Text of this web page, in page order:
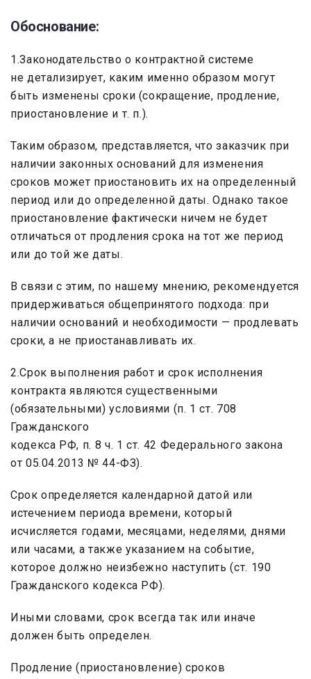
Обоснование:
1.Законодательство о контрактной системе
не детализирует, каким именно образом могут
быть изменены сроки (сокращение, продление,
приостановление и т. п.).
Таким образом, представляется, что заказчик при
наличии законных оснований для изменения
сроков может приостановить их на определенный
период или до определенной даты. Однако такое
приостановление фактически ничем не будет
отличаться от продления срока на тот же период
или до той же даты.
В связи с этим, по нашему мнению, рекомендуется
придерживаться общепринятого подхода: при
наличии оснований и необходимости — продлевать
сроки, а не приостанавливать их.
2.Срок выполнения работ и срок исполнения
контракта являются существенными
(обязательными) условиями (п. 1 ст. 708
Гражданского
кодекса РФ, п. 8 ч. 1 ст. 42 Федерального закона
от 05.04.2013 № 44-ФЗ).
Срок определяется календарной датой или
истечением периода времени, который
исчисляется годами, месяцами, неделями, днями
или часами, а также указанием на событие,
которое должно неизбежно наступить (ст. 190
Гражданского кодекса РФ).
Иными словами, срок всегда так или иначе
должен быть определен.
Продление (приостановление) сроков